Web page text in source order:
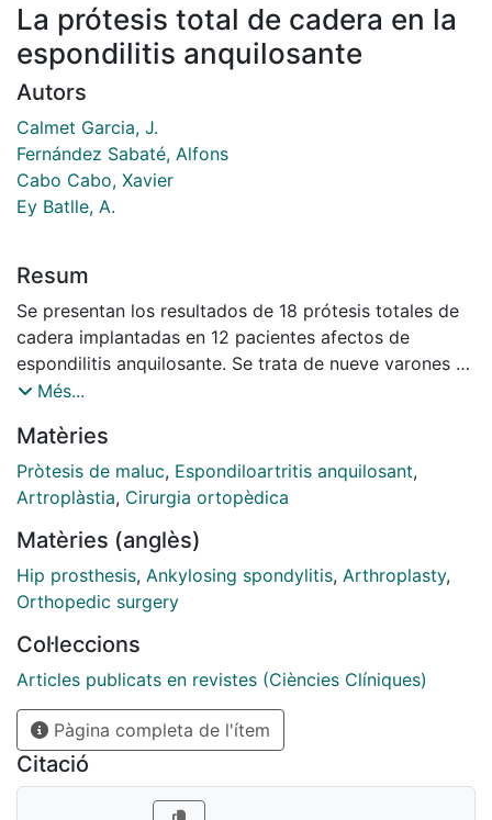
La prótesis total de cadera en la
espondilitis anquilosante
Autors
Calmet Garcia, J.
Fernández Sabaté, Alfons
Cabo Cabo, Xavier
Ey Batlle, A.
Resum
Se presentan los resultados de 18 prótesis totales de
cadera implantadas en 12 pacientes afectos de
espondilitis anquilosante. Se trata de nueve varones y
tres hembras con una edad medía de 36 años. El
de 1 año. La indicación para el tratamiento quirúrgico
ha sido el dolor intratable, la actitud viciosa de la
cadera que impedía las actividades normales de la
de vista clínico se obtuvo un 33% de resultados
excelentes, 44% de buenos y un 22% de regulares. En
el 39% de los casos se ha observado la presencia de
Més...
Matèries
Pròtesis de maluc, Espondiloartritis anquilosant,
Artroplàstia, Cirurgia ortopèdica
Matèries (anglès)
Hip prosthesis, Ankylosing spondylitis, Arthroplasty,
Orthopedic surgery
Col·leccions
Articles publicats en revistes (Ciències Clíniques)
Pàgina completa de l'ítem
Citació